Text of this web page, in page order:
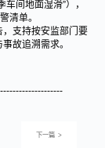
间地面湿滑”），
清单。
支持按安监部门要
故追溯需求。
下一篇 >